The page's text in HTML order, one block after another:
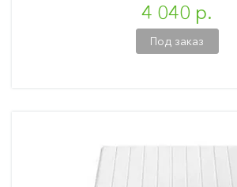
4 040 р.
Под заказ